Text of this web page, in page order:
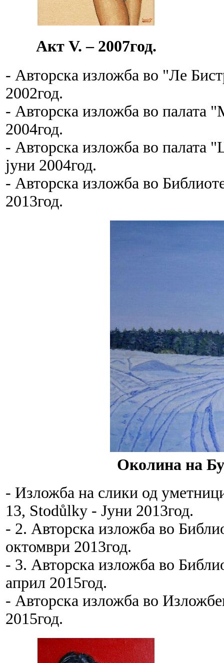
Акт V. – 2007год.
- Авторска изложба во "Ле
2002год.
- Авторска изложба во
2004год.
- Авторска изложба во
јуни 2004год.
- Авторска изложба во
2013год.
Околина на
- Изложба на слики од
13, Stodůlky - Јуни 2013год.
- 2. Авторска изложба во
октомври 2013год.
- 3. Авторска изложба во
април 2015год.
- Авторска изложба во
2015год.